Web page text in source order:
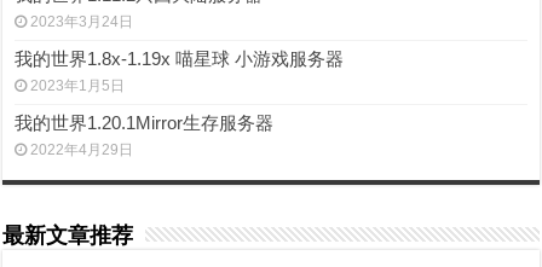
2023年3月24日
我的世界1.8x-1.19x 喵星球 小游戏服务器
2023年1月5日
我的世界1.20.1Mirror生存服务器
2022年4月29日
最新文章推荐